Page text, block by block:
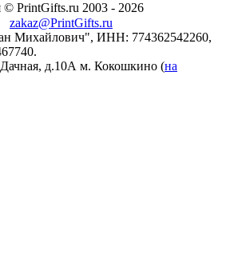
PrintGifts.ru 2003 - 2026
zakaz@PrintGifts.ru
Михайлович", ИНН: 774362542260,
д.10А м. Кокошкино (на